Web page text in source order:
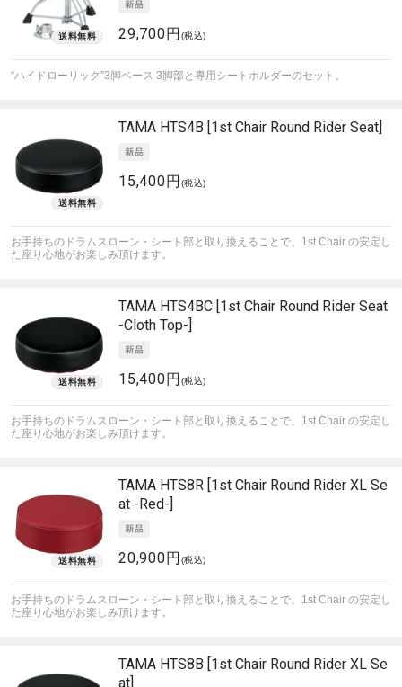
29,700円 (税込)
“ハイドローリック”3脚ベース 3脚部と専用シートホルダーのセット。
TAMA HTS4B [1st Chair Round Rider Seat]
15,400円 (税込)
お手持ちのドラムスローン・シート部と取り換えることで、1st Chair の安定し
た座り心地がお楽しみ頂けます。
TAMA HTS4BC [1st Chair Round Rider Seat
-Cloth Top-]
15,400円 (税込)
お手持ちのドラムスローン・シート部と取り換えることで、1st Chair の安定し
た座り心地がお楽しみ頂けます。
TAMA HTS8R [1st Chair Round Rider XL Se
at -Red-]
20,900円 (税込)
お手持ちのドラムスローン・シート部と取り換えることで、1st Chair の安定し
た座り心地がお楽しみ頂けます。
TAMA HTS8B [1st Chair Round Rider XL Se
at]